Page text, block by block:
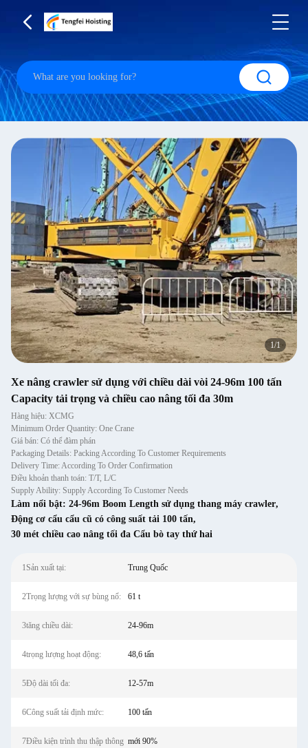
1/1
Xe nâng crawler sử dụng với chiều dài vòi 24-96m 100 tấn
Capacity tải trọng và chiều cao nâng tối đa 30m
Hàng hiệu: XCMG
Minimum Order Quantity: One Crane
Giá bán: Có thể đàm phán
Packaging Details: Packing According To Customer Requirements
Delivery Time: According To Order Confirmation
Điều khoản thanh toán: T/T, L/C
Supply Ability: Supply According To Customer Needs
Làm nổi bật: 24-96m Boom Length sử dụng thang máy crawler,
Động cơ cẩu cẩu cũ có công suất tải 100 tấn,
30 mét chiều cao nâng tối đa Cẩu bò tay thứ hai
1Sản xuất tại: Trung Quốc
2Trọng lượng với sự bùng nổ: 61 t
3tăng chiều dài: 24-96m
4trọng lượng hoạt động: 48,6 tấn
5Độ dài tối đa: 12-57m
6Công suất tải định mức: 100 tấn
7Điều kiện trình thu thập thông mới 90%